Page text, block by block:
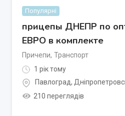
Популярні
прицепы ДНЕПР по
ЕВРО в комплекте
Причепи, Транспорт
1 рік тому
Павлоград,
210 переглядів